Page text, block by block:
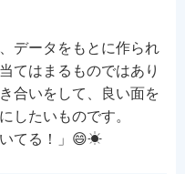
データをもとに作られ
てはまるものではあり
合いをして、良い面を
したいものです。
てる！」😄☀